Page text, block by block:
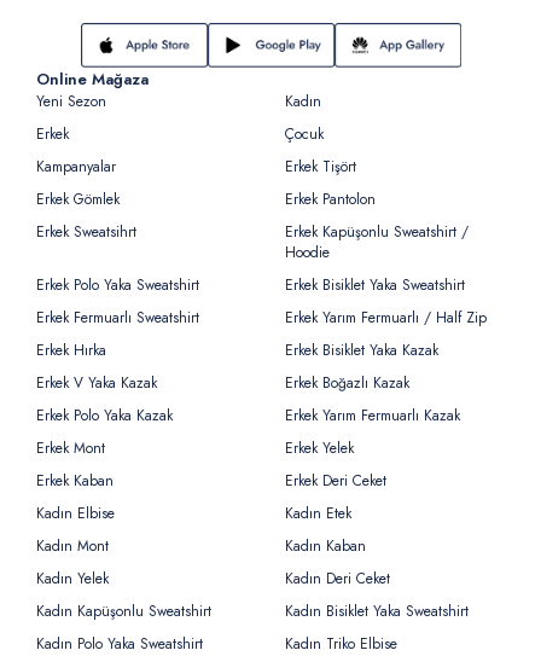
Online Mağaza
Yeni Sezon
Kadın
Erkek
Çocuk
Kampanyalar
Erkek Tişört
Erkek Gömlek
Erkek Pantolon
Erkek Sweatsihrt
Erkek Kapüşonlu Sweatshirt /
Hoodie
Erkek Polo Yaka Sweatshirt
Erkek Bisiklet Yaka Sweatshirt
Erkek Fermuarlı Sweatshirt
Erkek Yarım Fermuarlı / Half Zip
Erkek Hırka
Erkek Bisiklet Yaka Kazak
Erkek V Yaka Kazak
Erkek Boğazlı Kazak
Erkek Polo Yaka Kazak
Erkek Yarım Fermuarlı Kazak
Erkek Mont
Erkek Yelek
Erkek Kaban
Erkek Deri Ceket
Kadın Elbise
Kadın Etek
Kadın Mont
Kadın Kaban
Kadın Yelek
Kadın Deri Ceket
Kadın Kapüşonlu Sweatshirt
Kadın Bisiklet Yaka Sweatshirt
Kadın Polo Yaka Sweatshirt
Kadın Triko Elbise